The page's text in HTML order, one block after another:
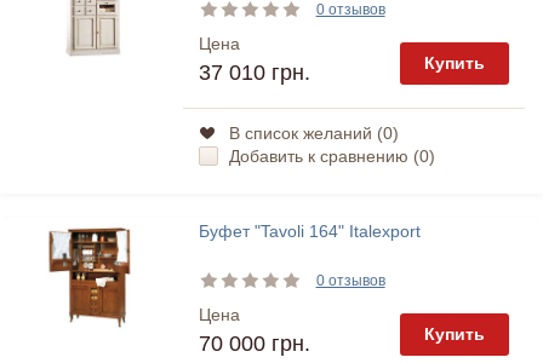
0 отзывов
Цена
37 010 грн. Купить
В список желаний (0)
Добавить к сравнению (0)
Буфет "Tavoli 164" Italexport
0 отзывов
Цена
70 000 грн. Купить